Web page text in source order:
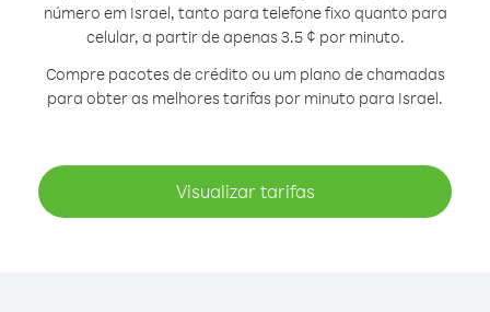
número em Israel, tanto para telefone fixo quanto para
celular, a partir de apenas 3.5 ¢ por minuto.
Compre pacotes de crédito ou um plano de chamadas
para obter as melhores tarifas por minuto para Israel.
Visualizar tarifas